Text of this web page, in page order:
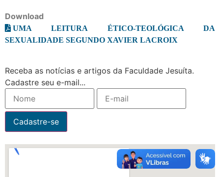
Download
UMA LEITURA ÉTICO-TEOLÓGICA DA
SEXUALIDADE SEGUNDO XAVIER LACROIX
Receba as notícias e artigos da Faculdade Jesuíta.
Cadastre seu e-mail...